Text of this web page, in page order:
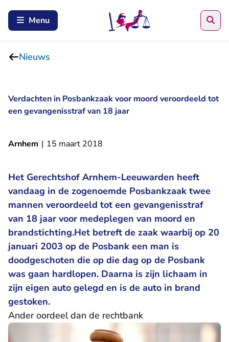
Menu
Nieuws
Verdachten in Posbankzaak voor moord veroordeeld tot
een gevangenisstraf van 18 jaar
Arnhem | 15 maart 2018
Het Gerechtshof Arnhem-Leeuwarden heeft
vandaag in de zogenoemde Posbankzaak twee
mannen veroordeeld tot een gevangenisstraf
van 18 jaar voor medeplegen van moord en
brandstichting.Het betreft de zaak waarbij op 20
januari 2003 op de Posbank een man is
doodgeschoten die op die dag op de Posbank
was gaan hardlopen. Daarna is zijn lichaam in
zijn eigen auto gelegd en is de auto in brand
gestoken.
Ander oordeel dan de rechtbank